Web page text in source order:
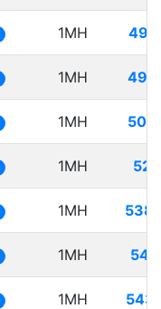
1MH
1MH
1MH
1MH
1MH
1MH
1MH